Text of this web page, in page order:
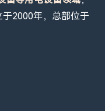
2000年，总部位于